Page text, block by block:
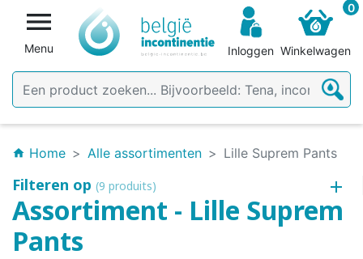

Menu Inloggen
0
Winkelwagen
home Home Alle assortimenten Lille Suprem Pants
Filteren op (9 produits)
Assortiment - Lille Suprem
Pants